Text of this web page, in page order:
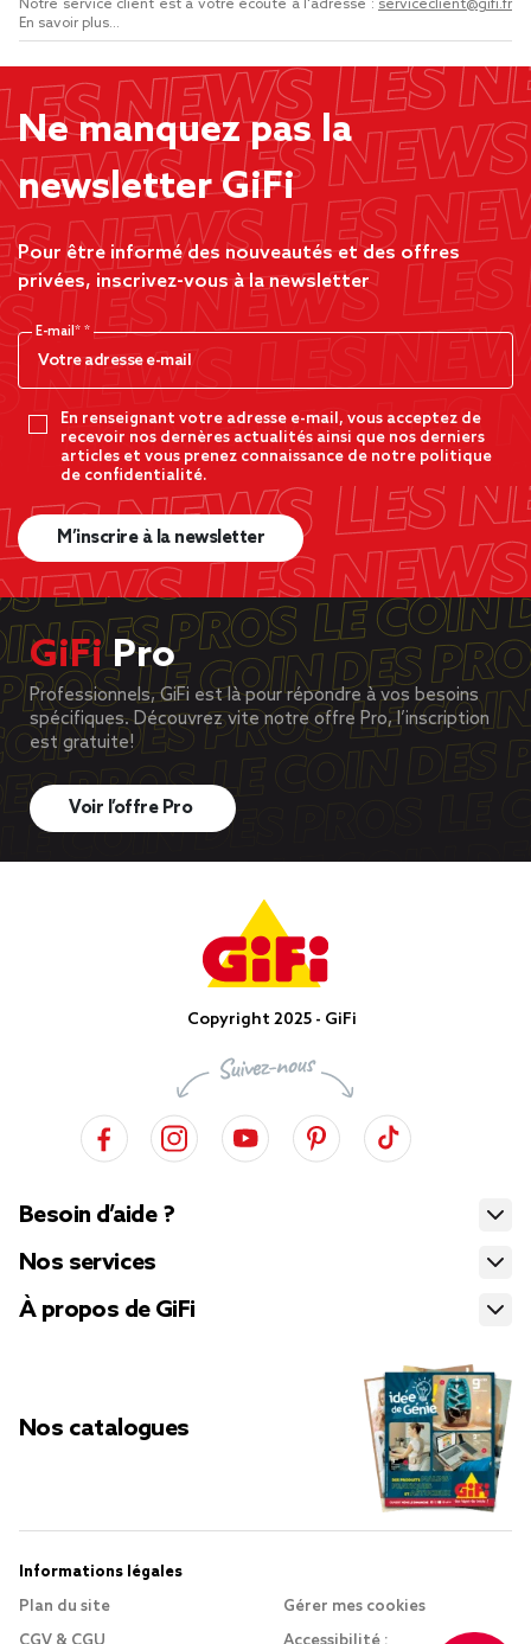
Notre service client est à votre écoute à l'adresse : serviceclient@gifi.fr
En savoir plus...
Ne manquez pas la
newsletter GiFi
Pour être informé des nouveautés et des offres
privées, inscrivez-vous à la newsletter
E-mail*
En renseignant votre adresse e-mail, vous acceptez de
recevoir nos dernères actualités ainsi que nos derniers
articles et vous prenez connaissance de notre politique
de confidentialité.
M’inscrire à la newsletter
GiFiPro
Professionnels, GiFi est là pour répondre à vos besoins
spécifiques. Découvrez vite notre offre Pro, l’inscription
est gratuite!
Voir l’offre Pro
Copyright 2025 - GiFi
Besoin d’aide ?
Nos services
À propos de GiFi
Nos catalogues
Informations légales
Plan du site
Gérer mes cookies